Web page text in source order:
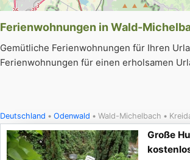
Ferienwohnungen in Wald-
Gemütliche Ferienwohnungen für Ihren
Ferienwohnungen für einen erholsamen
Deutschland Odenwald Wald-Michelbach
Große